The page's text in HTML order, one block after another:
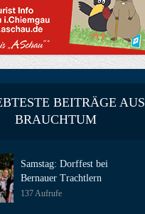
BEITRÄGE AUS
BRAUCHTUM
Samstag: Dorffest bei
Bernauer Trachtlern
137 Aufrufe